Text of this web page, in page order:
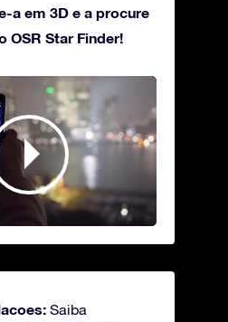
a em 3D e a procure
OSR Star Finder!
Saiba